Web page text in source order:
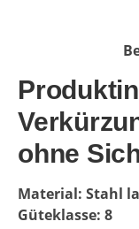
ohne
Material: Stahl
Güteklasse: 8